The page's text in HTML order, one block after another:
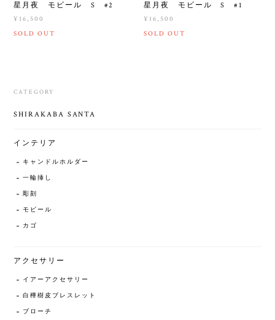
星月夜 モビール S #2
¥16,500
SOLD OUT
星月夜 モビール S #1
¥16,500
SOLD OUT
CATEGORY
SHIRAKABA SANTA
インテリア
キャンドルホルダー
一輪挿し
彫刻
モビール
カゴ
アクセサリー
イアーアクセサリー
白樺樹皮ブレスレット
ブローチ